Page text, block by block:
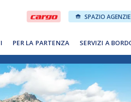
PER LA PARTENZA SERVIZI A
SPAZIO AGENZIE